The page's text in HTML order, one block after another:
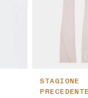
STAGIONE